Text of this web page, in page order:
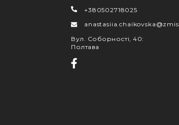
+380502718025
Вул. Соборності, 40:
Полтава